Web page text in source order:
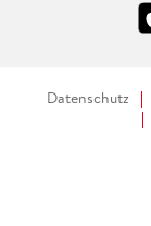
Datenschutz